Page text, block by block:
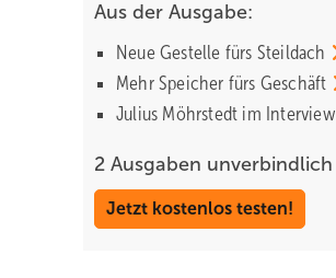
dass
Aus der Ausgabe:
Neue Gestelle fürs Steildach
Mehr Speicher fürs Geschäft
Julius Möhrstedt im Interview
2 Ausgaben
Jetzt kostenlos testen!